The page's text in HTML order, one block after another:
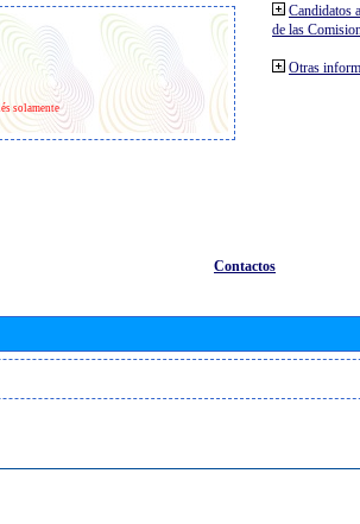
solamente
Candidatos
de las
Otras
Contactos